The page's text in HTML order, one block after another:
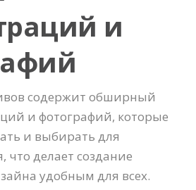
и
содержит обширный
и фотографий, которые
и выбирать для
что делает создание
удобным для всех.